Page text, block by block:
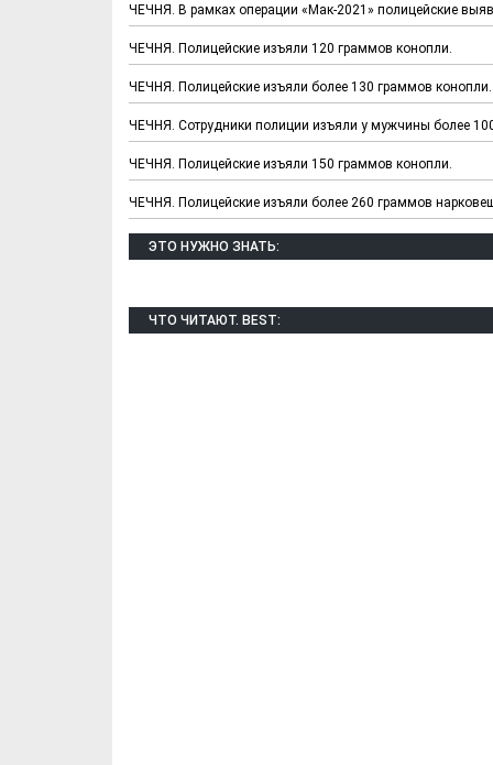
ЧЕЧНЯ. В рамках операции «Мак-2021» полицейские
ЧЕЧНЯ. Полицейские изъяли 120 граммов конопли.
ЧЕЧНЯ. Полицейские изъяли более 130 граммов конопли.
ЧЕЧНЯ. Сотрудники полиции изъяли у мужчины более
ЧЕЧНЯ. Полицейские изъяли 150 граммов конопли.
ЧЕЧНЯ. Полицейские изъяли более 260 граммов
ЭТО НУЖНО ЗНАТЬ:
ЧТО ЧИТАЮТ. BEST:
Х. Гапураев. Капкан
для Зелимхана (Отр.
из романа «1овда»)
ЧЕЧНЯ. А.